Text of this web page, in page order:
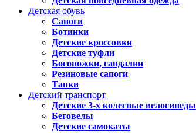
Детская обувь
Сапоги
Ботинки
Детские кроссовки
Детские туфли
Босоножки, сандалии
Резиновые сапоги
Тапки
Детский транспорт
Детские 3-х колесные велосипеды
Беговелы
Детские самокаты